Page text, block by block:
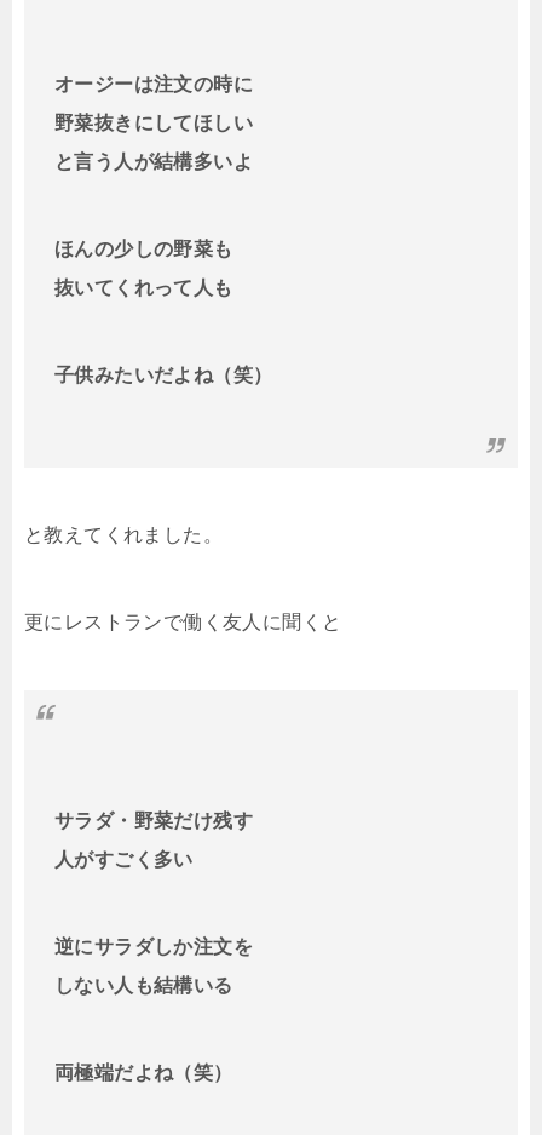
オージーは注文の時に
野菜抜きにしてほしい
と言う人が結構多いよ
ほんの少しの野菜も
抜いてくれって人も
子供みたいだよね（笑）
と教えてくれました。
更にレストランで働く友人に聞くと
サラダ・野菜だけ残す
人がすごく多い
逆にサラダしか注文を
しない人も結構いる
両極端だよね（笑）